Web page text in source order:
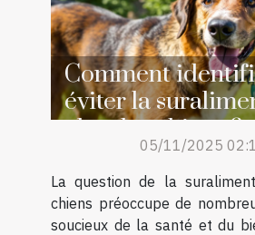
Comment
éviter la
chez les chiens ?
05/11/2025
La question de la
chiens préoccupe de
soucieux de la santé et du